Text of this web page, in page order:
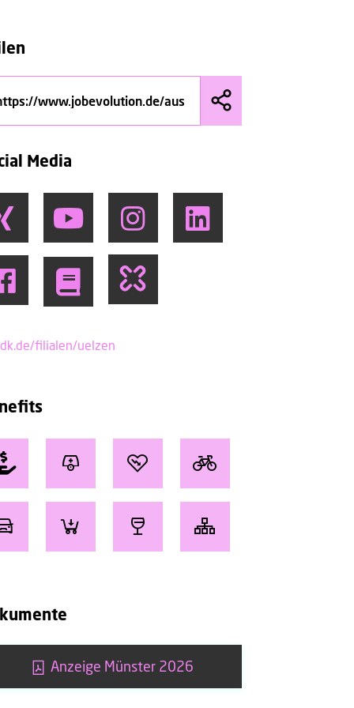
Media
filialen/uelzen
Anzeige Münster 2026